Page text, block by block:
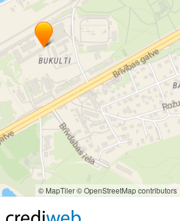
© MapTiler© OpenStreetMap contributors